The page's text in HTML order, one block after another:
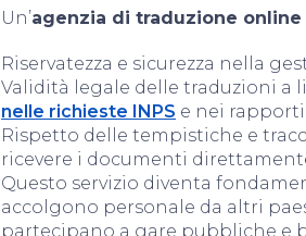
Un’agenzia di traduzione online
Riservatezza e sicurezza nella
Validità legale delle traduzioni a
nelle richieste INPS e nei
Rispetto delle tempistiche e
ricevere i documenti
Questo servizio diventa
accolgono personale da altri
partecipano a gare pubbliche e